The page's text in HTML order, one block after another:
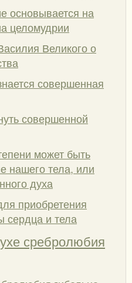
основывается на
целомудрии
Великого о
совершенная
совершенной
может быть
нашего тела, или
духа
приобретения
сердца и тела
сребролюбия